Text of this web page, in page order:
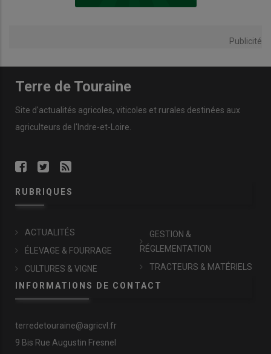
Publicité
Terre de Touraine
Site d'actualités agricoles, viticoles et rurales destinées aux
agriculteurs de l'Indre-et-Loire.
RUBRIQUES
ACTUALITÉS
ÉLEVAGE & FOURRAGE
CULTURES & VIGNE
GESTION &
RÉGLEMENTATION
TRACTEURS & MATÉRIELS
INFORMATIONS DE CONTACT
terredetouraine@agricvl.fr
9 Bis Rue Augustin Fresnel